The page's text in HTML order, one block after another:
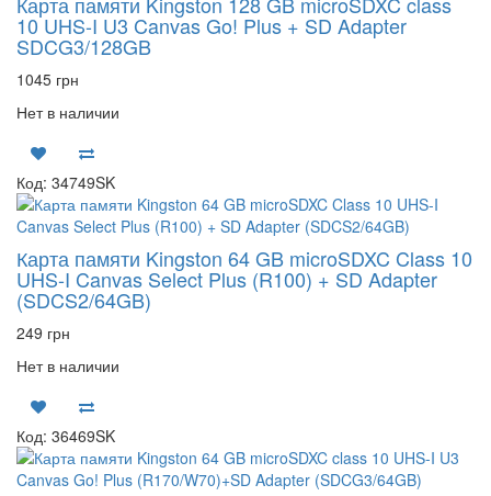
10 UHS-I U3 Canvas Go! Plus + SD Adapter
SDCG3/128GB
1045 грн
Нет в наличии
Код: 34749SK
Карта памяти Kingston 64 GB microSDXC Class 10
UHS-I Canvas Select Plus (R100) + SD Adapter
(SDCS2/64GB)
249 грн
Нет в наличии
Код: 36469SK